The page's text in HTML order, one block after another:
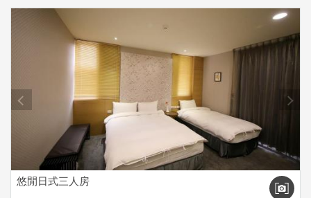
prev next
悠閒日式三人房